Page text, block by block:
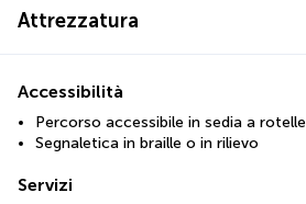
Attrezzatura
Accessibilità
Percorso accessibile in sedia a rotelle
Segnaletica in braille o in rilievo
Servizi